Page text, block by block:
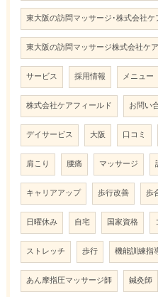
東大阪の訪問マッサージ･株式会社
東大阪の訪問マッサージ株式会社ケ
サービス 採用情報 メニュー
株式会社ケアフィールド お問い
デイサービス 大阪 口コミ
肩こり 腰痛 マッサージ
キャリアアップ 歩行改善 歩
日曜休み 自宅 国家資格
ストレッチ 歩行 機能訓練指
あん摩指圧マッサージ師 鍼灸師